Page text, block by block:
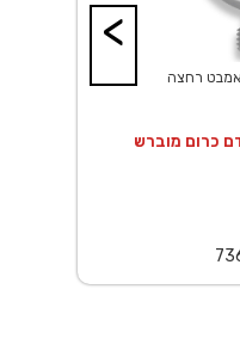
אמבט רחצה
כרום מוברש
<